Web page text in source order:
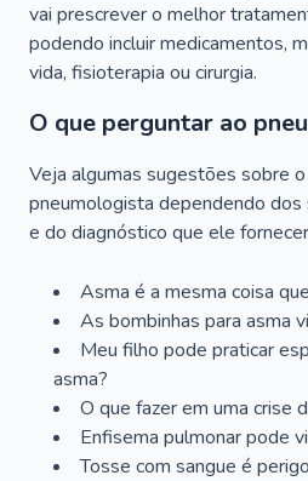
vai prescrever o melhor
podendo incluir medicamentos,
vida, fisioterapia ou cirurgia.
O que perguntar ao
Veja algumas sugestões sobre
pneumologista dependendo
e do diagnóstico que ele
Asma é a mesma coisa
As bombinhas para asma
Meu filho pode praticar
asma?
O que fazer em uma crise
Enfisema pulmonar pode
Tosse com sangue é